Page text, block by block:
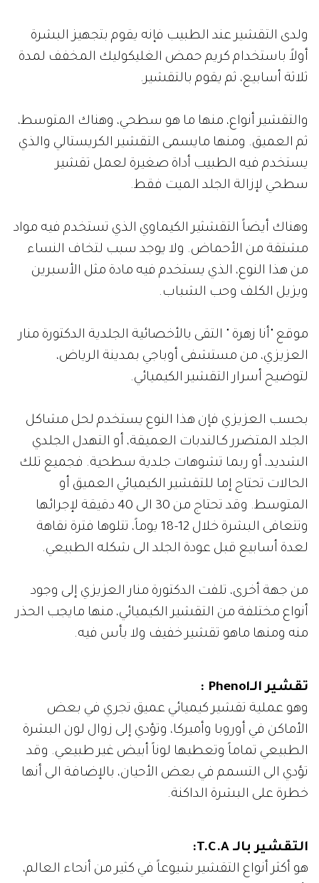
ولدى التقشير عند الطبيب فإنه يقوم بتجهيز البشرة
أولاً باستخدام كريم حمض الغليكوليك المخفف لمدة
ثلاثة أسابيع، ثم يقوم بالتقشير.
والتقشير أنواع، منها ما هو سطحي، وهناك المتوسط،
ثم العميق. ومنها مايسمى التقشير الكريستالي والذي
يستخدم فيه الطبيب أداة صغيرة لعمل تقشير
سطحي لإزالة الجلد الميت فقط.
وهناك أيضاً التقشثير الكيماوي الذي تستخدم فيه مواد
مشتقة من الأحماض. ولا يوجد سبب لتخاف النساء
من هذا النوع، الذي يستخدم فيه مادة مثل الأسبرين
ويزيل الكلف وحب الشباب.
موقع "أنا زهرة " التقى بالأخصائية الجلدية الدكتورة منار
العزيزي، من مستشفى أوباجي بمدينة الرياض،
لتوضيح أسرار التقشير الكيميائي.
بحسب العزيزي فإن هذا النوع يستخدم لحل مشاكل
الجلد المتضرر كـالندبات العميقة، أو التهدل الجلدي
الشديد، أو ربما تشوهات جلدية سطحية. فجميع تلك
الحالات تحتاج إما للتقشير الكيميائي العميق أو
المتوسط. وقد تحتاج من 30 الى 40 دقيقة لإجرائها
وتتعافى البشرة خلال 12-18 يوماً، تتلوها فترة نقاهة
لعدة أسابيع قبل عودة الجلد الى شكله الطبيعي.
من جهة أخرى، تلفت الدكتورة منار العزيزي إلى وجود
أنواع مختلفة من التقشير الكيميائي، منها مايجب الحذر
منه ومنها ماهو تقشير خفيف ولا بأس فيه.
تقشير الـPhenol :
وهو عملية تقشير كيميائي عميق تجري في بعض
الأماكن في أوروبا وأميركا، وتؤدي إلى زوال لون البشرة
الطبيعي تماماً وتعطيها لوناً أبيض غير طبيعي. وقد
تؤدي الى التسمم في بعض الأحيان، بالإضافة الى أنها
خطرة على البشرة الداكنة.
التقشير بالـ T.C.A:
هو أكثر أنواع التقشير شيوعاً في كثير من أنحاء العالم،